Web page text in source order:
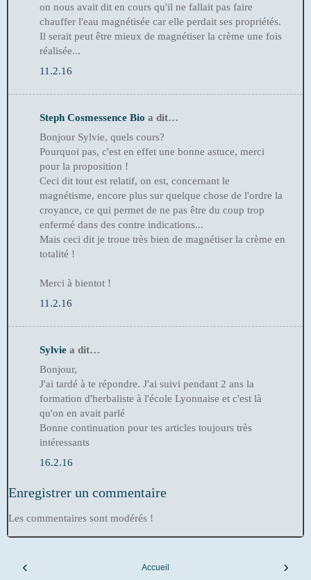
on nous avait dit en cours qu'il ne fallait pas faire
chauffer l'eau magnétisée car elle perdait ses propriétés.
Il serait peut être mieux de magnétiser la crème une fois
réalisée...
11.2.16
Steph Cosmessence Bio a dit…
Bonjour Sylvie, quels cours?
Pourquoi pas, c'est en effet une bonne astuce, merci
pour la proposition !
Ceci dit tout est relatif, on est, concernant le
magnétisme, encore plus sur quelque chose de l'ordre la
croyance, ce qui permet de ne pas être du coup trop
enfermé dans des contre indications...
Mais ceci dit je troue très bien de magnétiser la crème en
totalité !
Merci à bientot !
11.2.16
Sylvie a dit…
Bonjour,
J'ai tardé à te répondre. J'ai suivi pendant 2 ans la
formation d'herbaliste à l'école Lyonnaise et c'est là
qu'on en avait parlé
Bonne continuation pour tes articles toujours très
intéressants
16.2.16
Enregistrer un commentaire
Les commentaires sont modérés !
‹ ›
Accueil